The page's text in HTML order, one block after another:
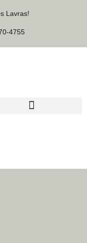
Lavras!
4755